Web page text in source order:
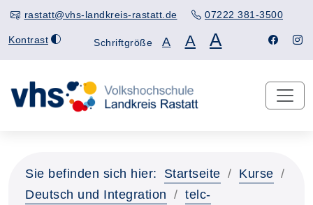
rastatt@vhs-landkreis-rastatt.de 07222 381-3500
Kontrast Schriftgröße A A A
Sie befinden sich hier: Startseite
Kurse
Deutsch und Integration
telc-